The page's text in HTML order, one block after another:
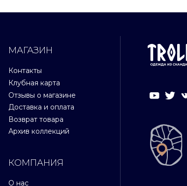
МАГАЗИН
Контакты
Клубная карта
Отзывы о магазине
Доставка и оплата
Возврат товара
Архив коллекций
КОМПАНИЯ
О нас